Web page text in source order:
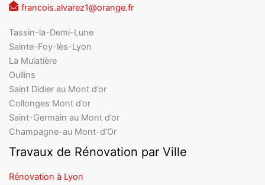
francois.alvarez1@orange.fr
Tassin-la-Demi-Lune
Sainte-Foy-lès-Lyon
La Mulatière
Oullins
Saint Didier au Mont d’or
Collonges Mont d’or
Saint-Germain au Mont d’or
Champagne-au Mont-d’Or
Travaux de Rénovation par Ville
Rénovation à Lyon